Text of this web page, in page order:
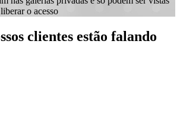
o acesso
clientes estão falando